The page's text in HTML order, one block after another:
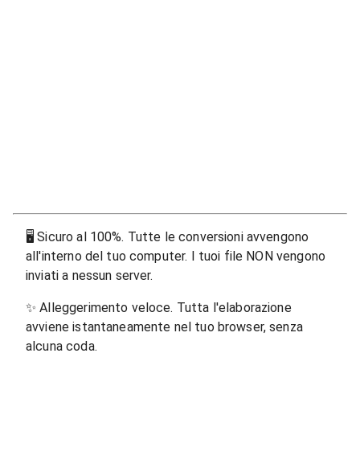
🖥Sicuro al 100%. Tutte le conversioni avvengono
all'interno del tuo computer. I tuoi file NON vengono
inviati a nessun server.
✨Alleggerimento veloce. Tutta l'elaborazione
avviene istantaneamente nel tuo browser, senza
alcuna coda.